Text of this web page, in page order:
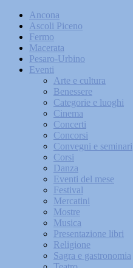
Ancona
Ascoli Piceno
Fermo
Macerata
Pesaro-Urbino
Eventi
Arte e cultura
Benessere
Categorie e luoghi
Cinema
Concerti
Concorsi
Convegni e seminari
Corsi
Danza
Eventi del mese
Festival
Mercatini
Mostre
Musica
Presentazione libri
Religione
Sagra e gastronomia